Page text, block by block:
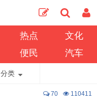
热点
文化
便民 汽车
分类
70 110411